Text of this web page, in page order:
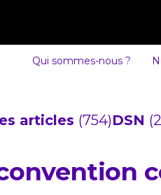
Qui sommes-nous ?
articles (754)DSN